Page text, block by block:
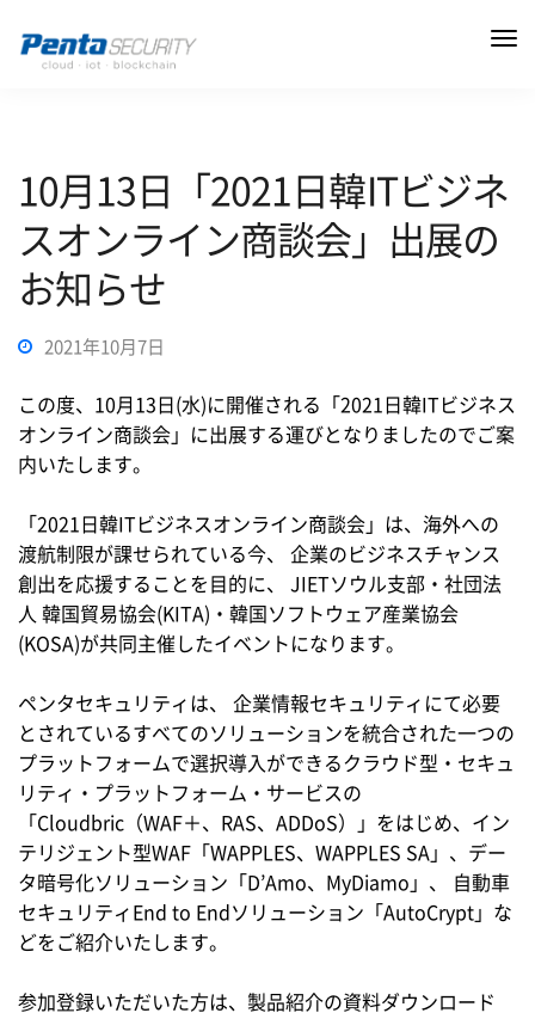
10月13日「2021日韓ITビジネ
スオンライン商談会」出展の
お知らせ
2021年10月7日
この度、10月13日(水)に開催される「2021日韓ITビジネス
オンライン商談会」に出展する運びとなりましたのでご案
内いたします。
「2021日韓ITビジネスオンライン商談会」は、海外への
渡航制限が課せられている今、 企業のビジネスチャンス
創出を応援することを目的に、 JIETソウル支部・社団法
人 韓国貿易協会(KITA)・韓国ソフトウェア産業協会
(KOSA)が共同主催したイベントになります。
ペンタセキュリティは、 企業情報セキュリティにて必要
とされているすべてのソリューションを統合された一つの
プラットフォームで選択導入ができるクラウド型・セキュ
リティ・プラットフォーム・サービスの
「Cloudbric（WAF＋、RAS、ADDoS）」をはじめ、イン
テリジェント型WAF「WAPPLES、WAPPLES SA」、デー
タ暗号化ソリューション「D’Amo、MyDiamo」、 自動車
セキュリティEnd to Endソリューション「AutoCrypt」な
どをご紹介いたします。
参加登録いただいた方は、製品紹介の資料ダウンロード